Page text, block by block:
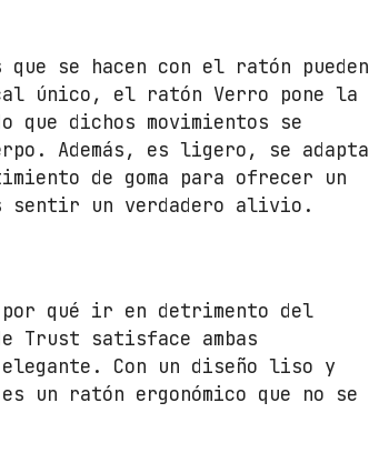
se hacen con el ratón pueden
único, el ratón Verro pone la
que dichos movimientos se
Además, es ligero, se adapta
de goma para ofrecer un
sentir un verdadero alivio.
qué ir en detrimento del
Trust satisface ambas
Con un diseño liso y
un ratón ergonómico que no se